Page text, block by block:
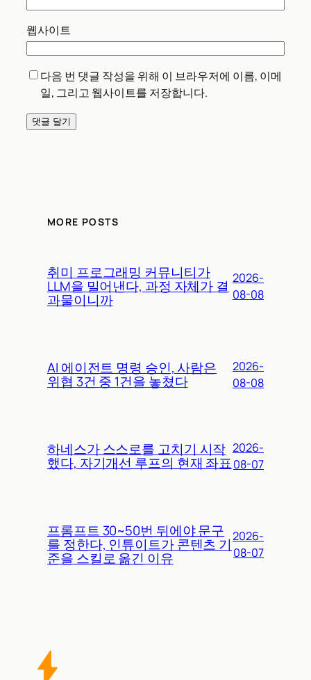
웹사이트
다음 번 댓글 작성을 위해 이 브라우저에 이름, 이메
일, 그리고 웹사이트를 저장합니다.
MORE POSTS
취미 프로그래밍 커뮤니티가
LLM을 밀어낸다, 과정 자체가 결
과물이니까
2026-
08-08
AI 에이전트 명령 승인, 사람은
위협 3건 중 1건을 놓쳤다
2026-
08-08
하네스가 스스로를 고치기 시작
했다, 자기개선 루프의 현재 좌표
2026-
08-07
프롬프트 30~50번 뒤에야 문구
를 정한다, 인튜이트가 콘텐츠 기
준을 스킬로 옮긴 이유
2026-
08-07